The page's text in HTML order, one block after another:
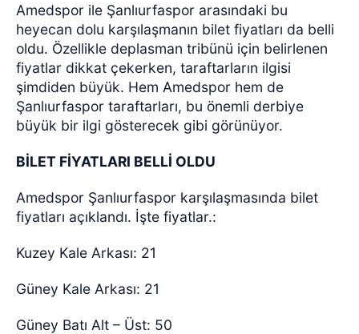
Amedspor ile Şanlıurfaspor arasındaki bu
heyecan dolu karşılaşmanın bilet fiyatları da belli
oldu. Özellikle deplasman tribünü için belirlenen
fiyatlar dikkat çekerken, taraftarların ilgisi
şimdiden büyük. Hem Amedspor hem de
Şanlıurfaspor taraftarları, bu önemli derbiye
büyük bir ilgi gösterecek gibi görünüyor.
BİLET FİYATLARI BELLİ OLDU
Amedspor Şanlıurfaspor karşılaşmasında bilet
fiyatları açıklandı. İşte fiyatlar.:
Kuzey Kale Arkası: 21
Güney Kale Arkası: 21
Güney Batı Alt – Üst: 50